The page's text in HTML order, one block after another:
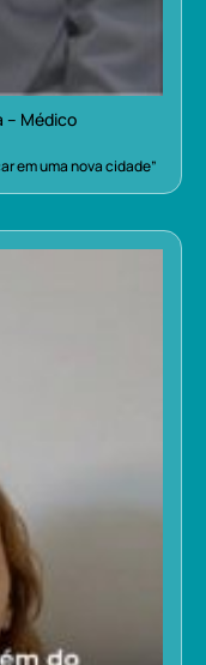
– Médico
em uma nova cidade”